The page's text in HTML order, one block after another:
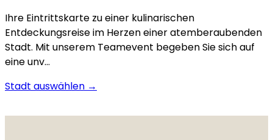
Ihre Eintrittskarte zu einer kulinarischen
Entdeckungsreise im Herzen einer atemberaubenden
Stadt. Mit unserem Teamevent begeben Sie sich auf
eine unv…
Stadt auswählen →